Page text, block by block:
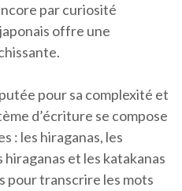
par curiosité
offre une
pour sa complexité et
d’écriture se compose
: les hiraganas, les
hiraganas et les katakanas
pour transcrire les mots